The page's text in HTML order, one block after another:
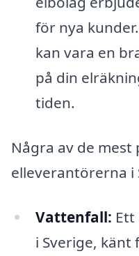
för nya
kan vara en
på din
tiden.
Några av de
elleverantörerna i
Vattenfall:
i Sverige,